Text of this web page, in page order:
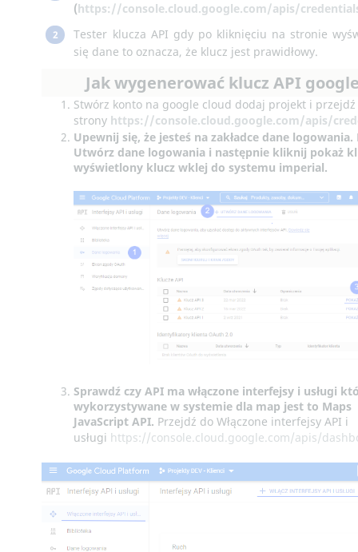
(https://console.cloud.google.com/apis/
2
Tester klucza API gdy po kliknięciu na stronie
się dane to oznacza, że klucz jest prawidłowy.
Jak wygenerować klucz API
Stwórz konto na google cloud dodaj projekt i
strony https://console.cloud.google.com/apis/
Upewnij się, że jesteś na zakładce dane logowania.
Utwórz dane logowania i następnie kliknij pokaż
wyświetlony klucz wklej do systemu imperial.
Sprawdź czy API ma włączone interfejsy i usługi
wykorzystywane w systemie dla map jest to Maps
JavaScript API. Przejdź do Włączone interfejsy API i
usługi https://console.cloud.google.com/apis/